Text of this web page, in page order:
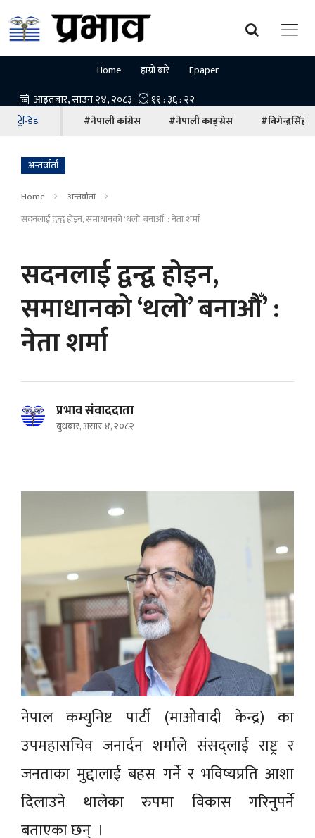
Home हाम्रो बारे Epaper
ट्रेन्डिङ #नेपाली कांग्रेस #नेपाली काङ्ग्रेस #बिगेन्द्रसिंह
अन्तर्वार्ता
Home
अन्तर्वार्ता
सदनलाई द्वन्द्व होइन, समाधानको ‘थलो’ बनाऔँ’ : नेता शर्मा
सदनलाई द्वन्द्व होइन,
समाधानको ‘थलो’ बनाऔँ’ :
नेता शर्मा
प्रभाव संवाददाता
बुधबार, असार ४, २०८२
नेपाल कम्युनिष्ट पार्टी (माओवादी केन्द्र) का
उपमहासचिव जनार्दन शर्माले संसद्लाई राष्ट्र र
जनताका मुद्दालाई बहस गर्ने र भविष्यप्रति आशा
दिलाउने थालेका रुपमा विकास गरिनुपर्ने
बताएका छन् ।